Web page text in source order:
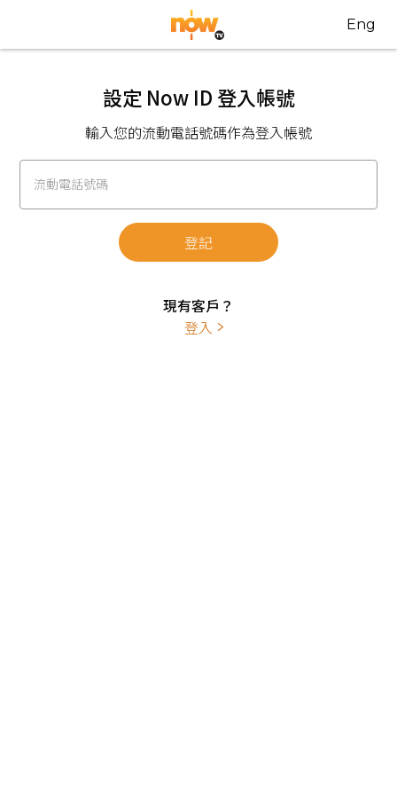
Eng
設定 Now ID 登入帳號
輸入您的流動電話號碼作為登入帳號
流動電話號碼
登記
現有客戶？
登入